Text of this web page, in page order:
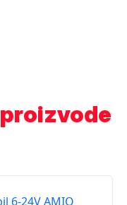
proizvode